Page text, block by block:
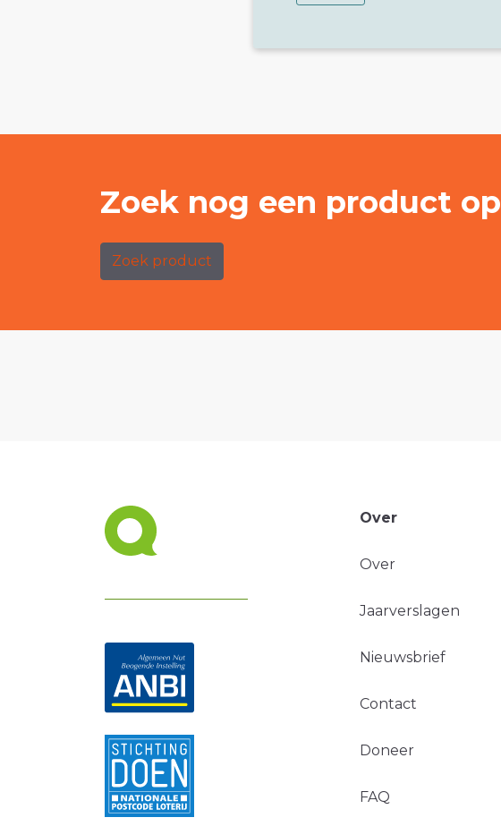
Zoek nog een product op
Zoek product
Over
Over
Jaarverslagen
Nieuwsbrief
Contact
Doneer
FAQ